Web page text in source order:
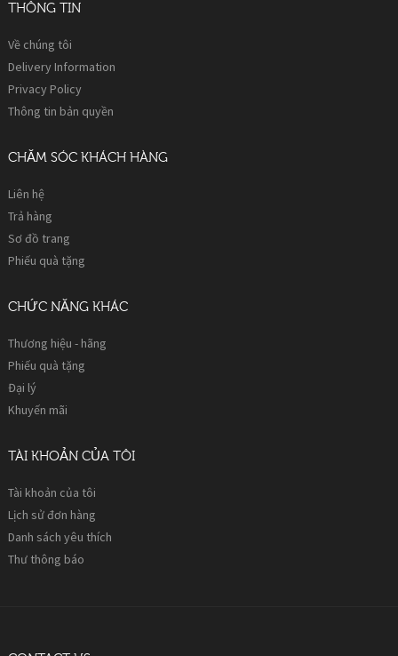
THÔNG TIN
Về chúng tôi
Delivery Information
Privacy Policy
Thông tin bản quyền
CHĂM SÓC KHÁCH HÀNG
Liên hệ
Trả hàng
Sơ đồ trang
Phiếu quà tặng
CHỨC NĂNG KHÁC
Thương hiệu - hãng
Phiếu quà tặng
Đại lý
Khuyến mãi
TÀI KHOẢN CỦA TÔI
Tài khoản của tôi
Lịch sử đơn hàng
Danh sách yêu thích
Thư thông báo